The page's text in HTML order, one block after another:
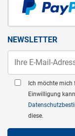
NEWSLETTER
Ich möchte mich
Einwilligung
diese.